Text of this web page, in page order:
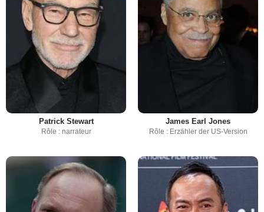
Patrick Stewart
Rôle : narrateur
James Earl Jones
Rôle : Erzähler der US-Version